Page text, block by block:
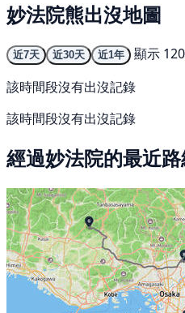
妙法院熊出沒地圖
近7天 近30天 近1年
顯示
該時間段沒有出沒記錄
該時間段沒有出沒記錄
經過妙法院的最近